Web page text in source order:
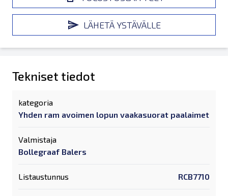
LÄHETÄ YSTÄVÄLLE
Tekniset tiedot
kategoria
Yhden ram avoimen lopun vaakasuorat paalaimet
Valmistaja
Bollegraaf Balers
Listaustunnus RCB7710